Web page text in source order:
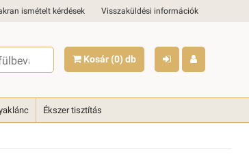
ismételt kérdések Visszaküldési információk
Kosár (0) db
Ékszer tisztítás